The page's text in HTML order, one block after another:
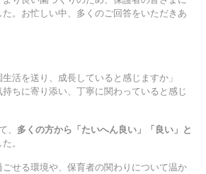
。お忙しい中、多くのご回答をいただきあ
生活を送り、成長していると感じますか」
持ちに寄り添い、丁寧に関わっていると感じ
、 多くの方から「たいへん良い」「良い」と
。
せる環境や、保育者の関わりについて温か